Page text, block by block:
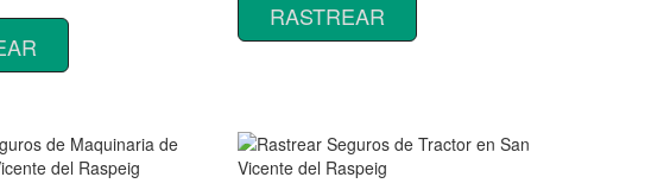
RASTREAR